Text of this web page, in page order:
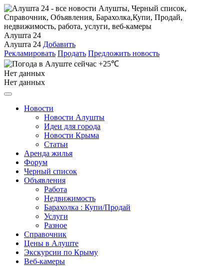
Алушта 24
Алушта 24 Добавить
Рекламировать Продать Предложить новость
+25℃
Нет данных
Нет данных
Новости
Новости Алушты
Идеи для города
Новости Крыма
Статьи
Аренда жилья
Форум
Черный список
Объявления
Работа
Недвижимость
Барахолка : Купи/Продай
Услуги
Разное
Справочник
Цены в Алуште
Экскурсии по Крыму
Веб-камеры